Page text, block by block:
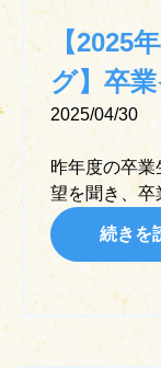
【2025
グ】卒
2025/04/30
昨年度の卒
望を聞き、卒
続きを